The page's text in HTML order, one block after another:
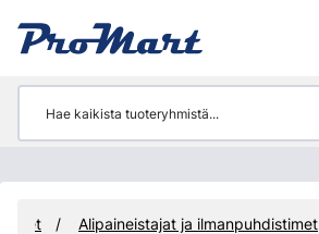
Alipaineistajat ja ilmanpuhdistimet